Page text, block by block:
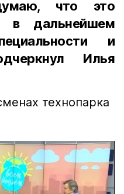
что это
в дальнейшем
и
Илья
технопарка